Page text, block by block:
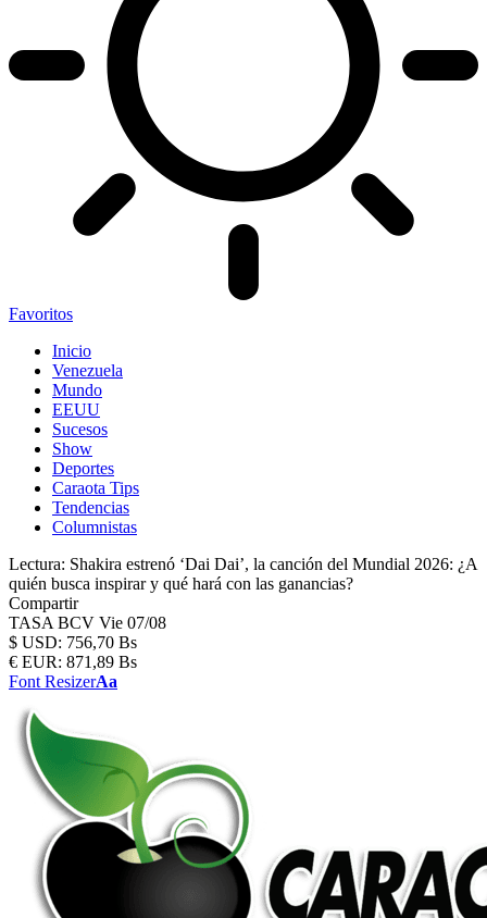
Favoritos
Inicio
Venezuela
Mundo
EEUU
Sucesos
Show
Deportes
Caraota Tips
Tendencias
Columnistas
Lectura: Shakira estrenó ‘Dai Dai’, la canción del Mundial 2026: ¿A
quién busca inspirar y qué hará con las ganancias?
Compartir
TASA BCV Vie 07/08
$ USD: 756,70 Bs
€ EUR: 871,89 Bs
Font ResizerAa